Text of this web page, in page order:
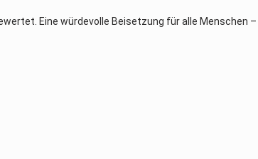
Eine würdevolle Beisetzung für alle Menschen